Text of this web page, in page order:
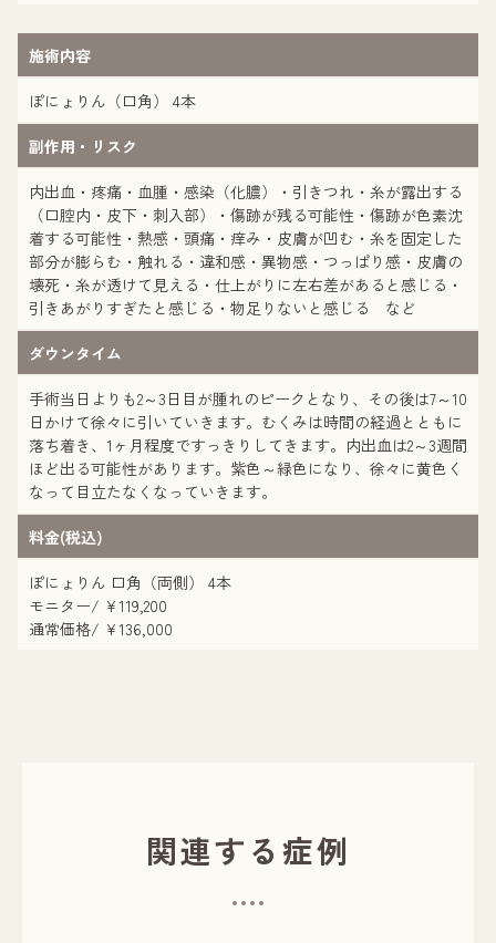
施術内容
ぽにょりん（口角） 4本
副作用・リスク
内出血・疼痛・血腫・感染（化膿）・引きつれ・糸が露出する
（口腔内・皮下・刺入部）・傷跡が残る可能性・傷跡が色素沈
着する可能性・熱感・頭痛・痒み・皮膚が凹む・糸を固定した
部分が膨らむ・触れる・違和感・異物感・つっぱり感・皮膚の
壊死・糸が透けて見える・仕上がりに左右差があると感じる・
引きあがりすぎたと感じる・物足りないと感じる など
ダウンタイム
手術当日よりも2～3日目が腫れのピークとなり、その後は7～10
日かけて徐々に引いていきます。むくみは時間の経過とともに
落ち着き、1ヶ月程度ですっきりしてきます。内出血は2～3週間
ほど出る可能性があります。紫色～緑色になり、徐々に黄色く
なって目立たなくなっていきます。
料金(税込)
ぽにょりん 口角（両側） 4本
モニター/ ¥119,200
通常価格/ ¥136,000
関連する症例